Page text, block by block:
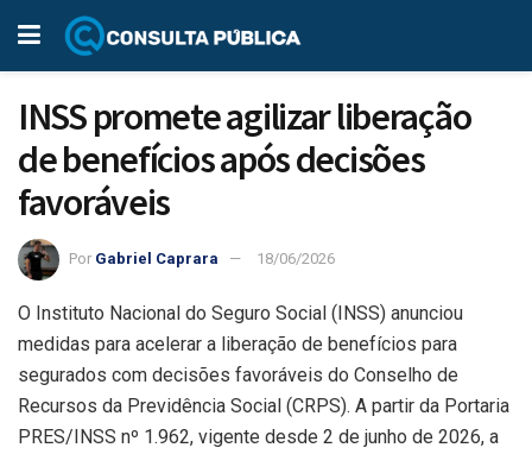
INSS promete agilizar liberação
de benefícios após decisões
favoráveis
Por Gabriel Caprara 18/06/2026
O Instituto Nacional do Seguro Social (INSS) anunciou
medidas para acelerar a liberação de benefícios para
segurados com decisões favoráveis do Conselho de
Recursos da Previdência Social (CRPS). A partir da Portaria
PRES/INSS nº 1.962, vigente desde 2 de junho de 2026, a